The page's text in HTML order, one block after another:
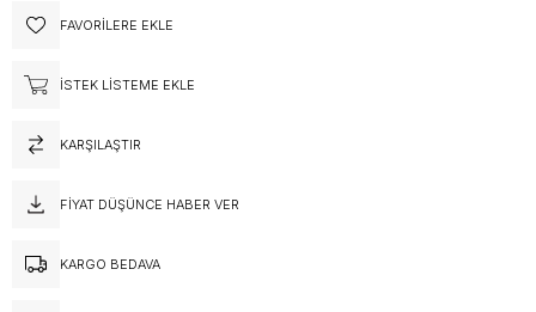
FAVORILERE EKLE
İSTEK LISTEME EKLE
KARŞILAŞTIR
FIYAT DÜŞÜNCE HABER VER
KARGO BEDAVA